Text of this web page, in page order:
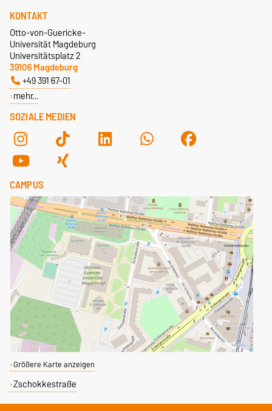
SOZIALE MEDIEN
KONTAKT
Otto-von-Guericke-
Universität Magdeburg
Universitätsplatz 2
39106 Magdeburg
+49 391 67-01
mehr…
CAMPUS
Größere Karte anzeigen
Zschokkestraße